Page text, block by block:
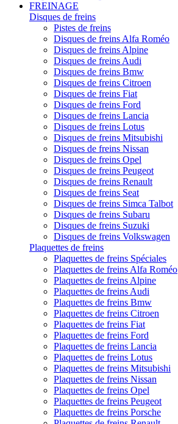
FREINAGE
Disques de freins
Pistes de freins
Disques de freins Alfa Roméo
Disques de freins Alpine
Disques de freins Audi
Disques de freins Bmw
Disques de freins Citroen
Disques de freins Fiat
Disques de freins Ford
Disques de freins Lancia
Disques de freins Lotus
Disques de freins Mitsubishi
Disques de freins Nissan
Disques de freins Opel
Disques de freins Peugeot
Disques de freins Renault
Disques de freins Seat
Disques de freins Simca Talbot
Disques de freins Subaru
Disques de freins Suzuki
Disques de freins Volkswagen
Plaquettes de freins
Plaquettes de freins Spéciales
Plaquettes de freins Alfa Roméo
Plaquettes de freins Alpine
Plaquettes de freins Audi
Plaquettes de freins Bmw
Plaquettes de freins Citroen
Plaquettes de freins Fiat
Plaquettes de freins Ford
Plaquettes de freins Lancia
Plaquettes de freins Lotus
Plaquettes de freins Mitsubishi
Plaquettes de freins Nissan
Plaquettes de freins Opel
Plaquettes de freins Peugeot
Plaquettes de freins Porsche